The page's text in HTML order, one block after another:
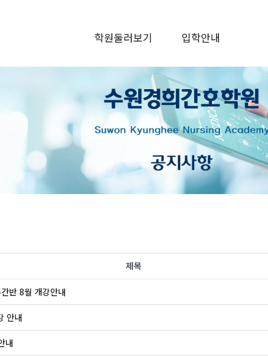
학원둘러보기
수원경희간호학원
실습협약병원
둘러보기
입학안내
입학자격
교육과정
시험안내
제목
반 8월 개강안내
안내
내